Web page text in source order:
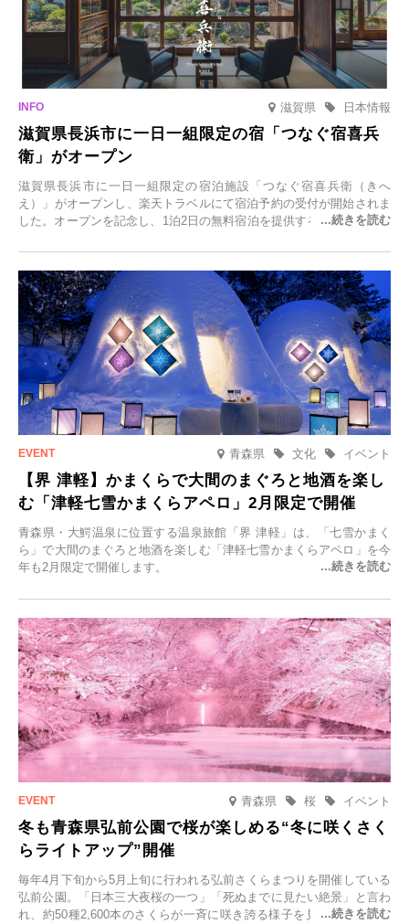
滋賀県 日本情報
滋賀県長浜市に一日一組限定の宿「つなぐ宿喜兵
衛」がオープン
滋賀県長浜市に一日一組限定の宿泊施設「つなぐ宿喜兵衛（きへ
え）」がオープンし、楽天トラベルにて宿泊予約の受付が開始されま
した。オープンを記念し、1泊2日の無料宿泊を提供するキャンペーン
一組限定の宿だからこそ叶う、大切な人との特別な時間を体験いただ
けます。
青森県 イベント
文化
【界 津軽】かまくらで大間のまぐろと地酒を楽し
む「津軽七雪かまくらアペロ」2月限定で開催
青森県・大鰐温泉に位置する温泉旅館「界 津軽」は、「七雪かまく
ら」で大間のまぐろと地酒を楽しむ「津軽七雪かまくらアペロ」を今
年も2月限定で開催します。
青森県 イベント
桜
冬も青森県弘前公園で桜が楽しめる“冬に咲くさく
らライトアップ”開催
毎年4月下旬から5月上旬に行われる弘前さくらまつりを開催している
弘前公園。「日本三大夜桜の一つ」「死ぬまでに見たい絶景」と言わ
れ、約50種2,600本のさくらが一斉に咲き誇る様子を見に、世界中か